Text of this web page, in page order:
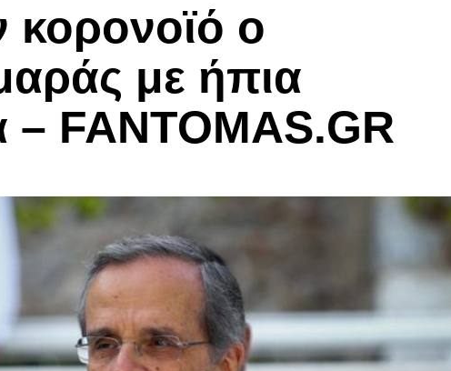
κορονοϊό ο
με ήπια
FANTOMAS.GR